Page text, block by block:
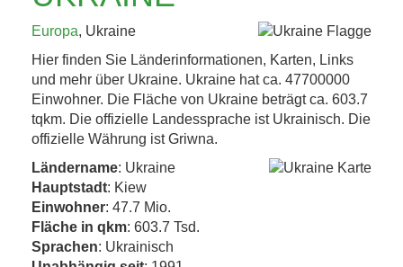
KAFFEEHAUSKULTUR,
K.U.K.-ERBE UND
TRÜFFEL 4. BIS 8....
Jetzt entdecken!
Europa, Ukraine
Hier finden Sie Länderinformationen, Karten, Links
und mehr über Ukraine. Ukraine hat ca. 47700000
Einwohner. Die Fläche von Ukraine beträgt ca. 603.7
tqkm. Die offizielle Landessprache ist Ukrainisch. Die
offizielle Währung ist Griwna.
Ländername: Ukraine
Hauptstadt: Kiew
Einwohner: 47.7 Mio.
Fläche in qkm: 603.7 Tsd.
Sprachen: Ukrainisch